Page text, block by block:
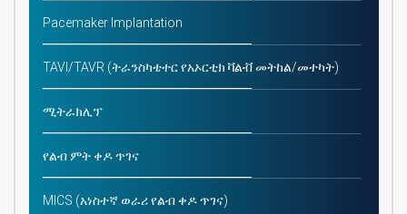
Pacemaker Implantation
TAVI/TAVR (ትራንስካቴተር የአኦርቲክ ቫልቭ መትከል/መተካት)
ሚትራክሊፕ
የልብ ምት ቀዶ ጥገና
MICS (አነስተኛ ወራሪ የልብ ቀዶ ጥገና)